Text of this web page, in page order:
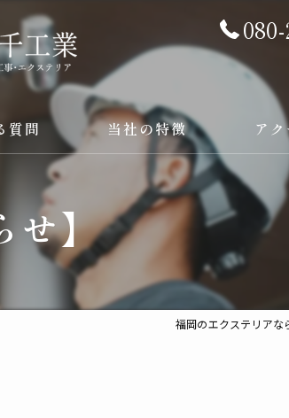
質問 当社の特徴
外構工事
カーポート
ウッドデッキ
ア
漫画特集
せ】
福岡のエクステリアな